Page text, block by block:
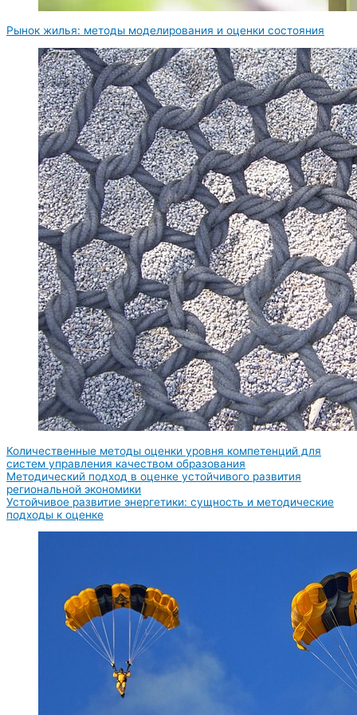
Рынок жилья: методы моделирования и оценки состояния
Количественные методы оценки уровня компетенций для
систем управления качеством образования
Методический подход в оценке устойчивого развития
региональной экономики
Устойчивое развитие энергетики: сущность и методические
подходы к оценке